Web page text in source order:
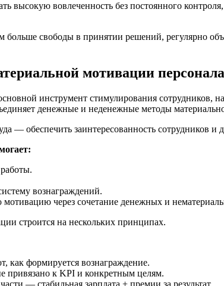
высокую вовлеченность без постоянного
больше свободы в принятии решений, регулярно
мотивации персонала
инструмент стимулирования сотрудников,
денежные и неденежные методы
— обеспечить заинтересованность сотрудников
вознаграждений.
через сочетание денежных и
строится на нескольких принципах.
как формируется вознаграждение.
привязано к KPI и конкретным целям.
— стабильная зарплата + премии за результат.